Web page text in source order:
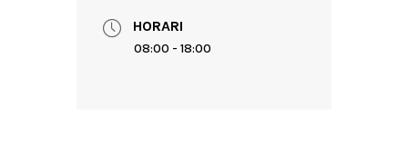
HORARI
08:00 - 18:00